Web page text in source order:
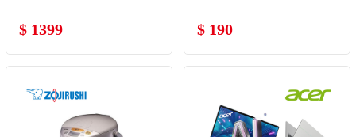
$ 1399 $ 190